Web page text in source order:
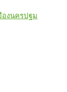
องนครปฐม